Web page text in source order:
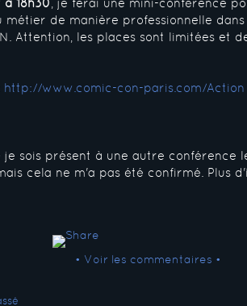
18h30 , je ferai une mini-conférence
métier de manière professionnelle
Attention, les places sont limitées et
http://www.comic-con-paris.com/Action
je sois présent à une autre conférence
cela ne m'a pas été confirmé. Plus
• Voir les commentaires •